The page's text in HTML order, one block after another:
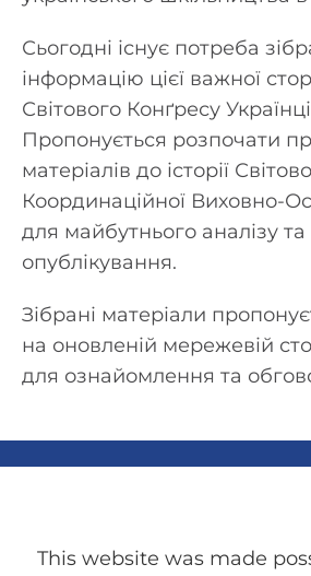
Сьогодні існує потреба
інформацію цієї важної
Світового Конґресу
Пропонується розпочати
матеріалів до історії
Координаційної Виховно-
для майбутнього аналізу
опублікування.
Зібрані матеріали
на оновленій мережевій
для ознайомлення та
This website was made